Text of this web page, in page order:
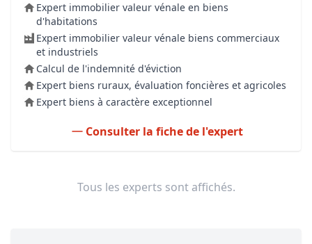
Expert immobilier valeur vénale en biens
d'habitations
Expert immobilier valeur vénale biens commerciaux
et industriels
Calcul de l'indemnité d'éviction
Expert biens ruraux, évaluation foncières et agricoles
Expert biens à caractère exceptionnel
Consulter la fiche de l'expert
Tous les experts sont affichés.